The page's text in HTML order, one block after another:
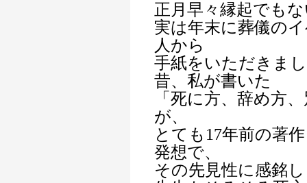
正月早々縁起でも
実は年末に葬儀の
人から
手紙をいただきま
昔、私が書いた
「死に方、辞め方
が、
とても17年前の著
発想で、
その先見性に感銘